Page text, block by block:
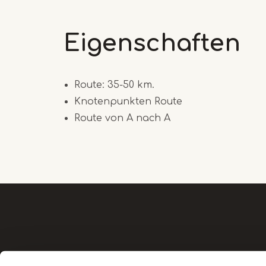
Eigenschaften
Route: 35-50 km.
Knotenpunkten Route
Route von A nach A